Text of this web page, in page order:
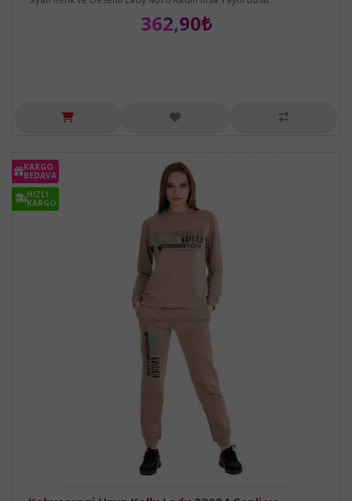
362,90₺
KARGO
BEDAVA
HIZLI
KARGO